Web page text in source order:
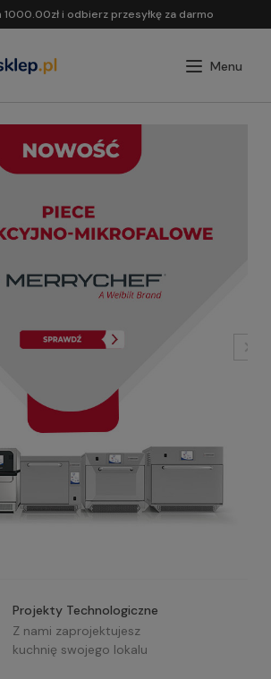
1000.00zł i odbierz przesyłkę za darmo
Projekty Technologiczne
Z nami zaprojektujesz
kuchnię swojego lokalu